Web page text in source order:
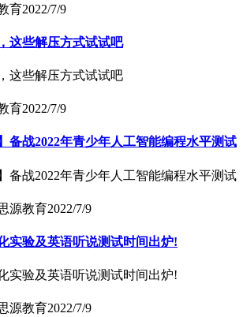
育2022/7/9
这些解压方式试试吧
这些解压方式试试吧
育2022/7/9
备战2022年青少年人工智能编程水平测试
备战2022年青少年人工智能编程水平测试
源教育2022/7/9
实验及英语听说测试时间出炉!
实验及英语听说测试时间出炉!
源教育2022/7/9